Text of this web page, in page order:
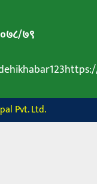
/७९
Pvt. Ltd.